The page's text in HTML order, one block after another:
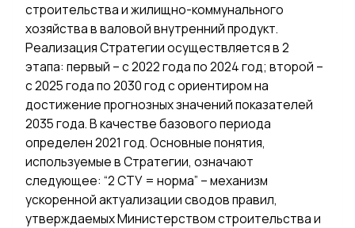
строительства и жилищно-коммунального
хозяйства в валовой внутренний продукт.
Реализация Стратегии осуществляется в 2
этапа: первый – с 2022 года по 2024 год; второй –
с 2025 года по 2030 год с ориентиром на
достижение прогнозных значений показателей
2035 года. В качестве базового периода
определен 2021 год. Основные понятия,
используемые в Стратегии, означают
следующее: “2 СТУ = норма” – механизм
ускоренной актуализации сводов правил,
утверждаемых Министерством строительства и